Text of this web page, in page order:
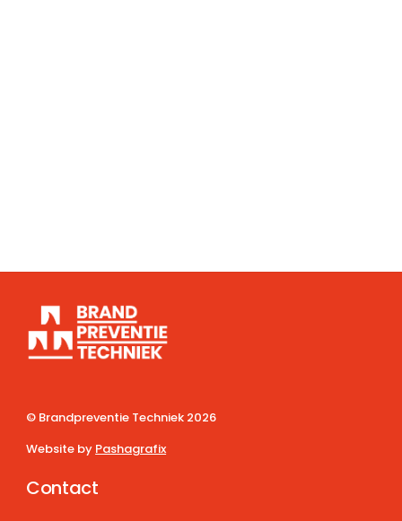
© Brandpreventie Techniek 2026
Website by Pashagrafix
Contact